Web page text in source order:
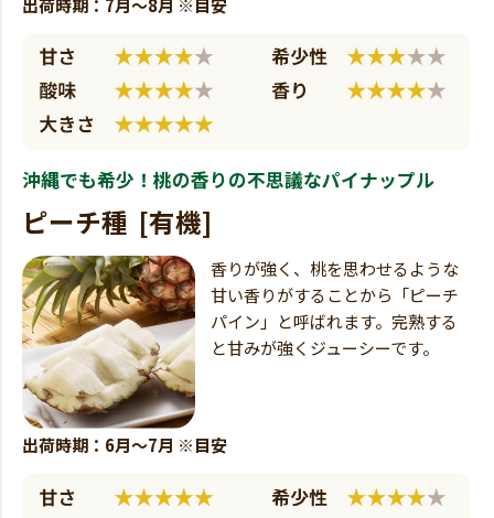
出荷時期：7月～8月 ※目安
沖縄でも希少！桃の香りの不思議なパイナップル
ピーチ種 [有機]
香りが強く、桃を思わせるような
甘い香りがすることから「ピーチ
パイン」と呼ばれます。完熟する
と甘みが強くジューシーです。
出荷時期：6月～7月 ※目安